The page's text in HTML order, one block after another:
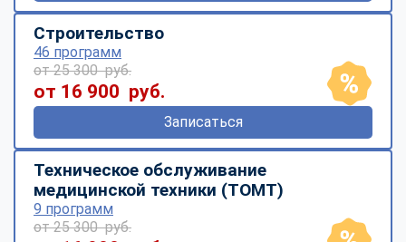
Строительство
46 программ
от 25 300 руб.
от 16 900 руб.
Записаться
Техническое обслуживание
медицинской техники (ТОМТ)
9 программ
от 25 300 руб.